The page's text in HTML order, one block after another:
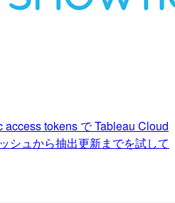
tokens で Tableau Cloud
シュから抽出更新までを試して